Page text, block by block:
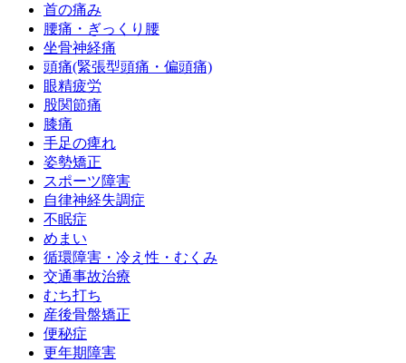
首の痛み
腰痛・ぎっくり腰
坐骨神経痛
頭痛(緊張型頭痛・偏頭痛)
眼精疲労
股関節痛
膝痛
手足の痺れ
姿勢矯正
スポーツ障害
自律神経失調症
不眠症
めまい
循環障害・冷え性・むくみ
交通事故治療
むち打ち
産後骨盤矯正
便秘症
更年期障害